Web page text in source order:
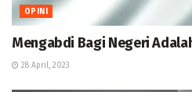
OPINI
Mengabdi Bagi Negeri
28 April, 2023